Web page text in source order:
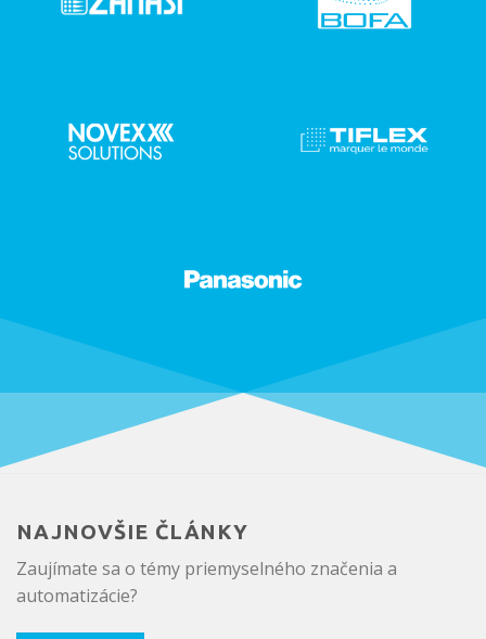
NAJNOVŠIE ČLÁNKY
Zaujímate sa o témy priemyselného značenia a
automatizácie?